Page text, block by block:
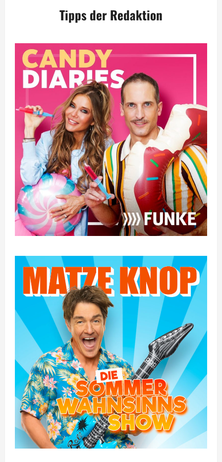
Tipps der Redaktion